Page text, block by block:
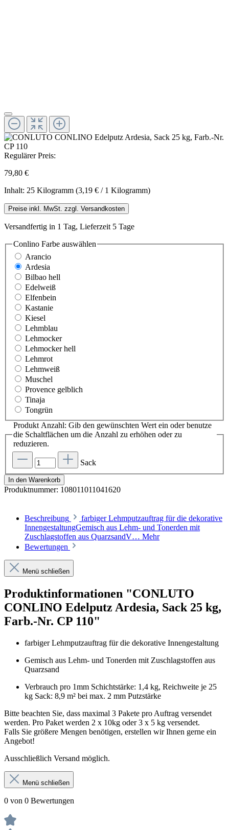
Regulärer Preis:
79,80 €
Inhalt: 25 Kilogramm (3,19 € / 1 Kilogramm)
Preise inkl. MwSt. zzgl. Versandkosten
Versandfertig in 1 Tag, Lieferzeit 5 Tage
Conlino Farbe auswählen
Arancio
Ardesia
Bilbao hell
Edelweiß
Elfenbein
Kastanie
Kiesel
Lehmblau
Lehmocker
Lehmocker hell
Lehmrot
Lehmweiß
Muschel
Provence gelblich
Tinaja
Tongrün
Produkt Anzahl: Gib den gewünschten Wert ein oder benutze
die Schaltflächen um die Anzahl zu erhöhen oder zu
reduzieren.
Sack
In den Warenkorb
Produktnummer: 108011011041620
Beschreibung
farbiger Lehmputzauftrag für die dekorative
InnengestaltungGemisch aus Lehm- und Tonerden mit
Zuschlagstoffen aus QuarzsandV… Mehr
Bewertungen
Menü schließen
Produktinformationen "CONLUTO
CONLINO Edelputz Ardesia, Sack 25 kg,
Farb.-Nr. CP 110"
farbiger Lehmputzauftrag für die dekorative Innengestaltung
Gemisch aus Lehm- und Tonerden mit Zuschlagstoffen aus
Quarzsand
Verbrauch pro 1mm Schichtstärke: 1,4 kg, Reichweite je 25
kg Sack: 8,9 m² bei max. 2 mm Putzstärke
Bitte beachten Sie, dass maximal 3 Pakete pro Auftrag versendet
werden. Pro Paket werden 2 x 10kg oder 3 x 5 kg versendet.
Falls Sie größere Mengen benötigen, erstellen wir Ihnen gerne ein
Angebot!
Ausschließlich Versand möglich.
Menü schließen
0 von 0 Bewertungen